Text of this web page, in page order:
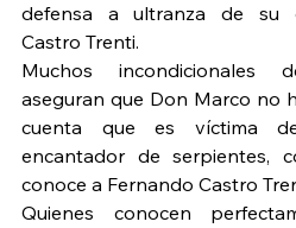
defensa a ultranza de su
Castro Trenti.
Muchos incondicionales
aseguran que Don Marco no
cuenta que es víctima
encantador de serpientes,
conoce a Fernando Castro
Quienes conocen